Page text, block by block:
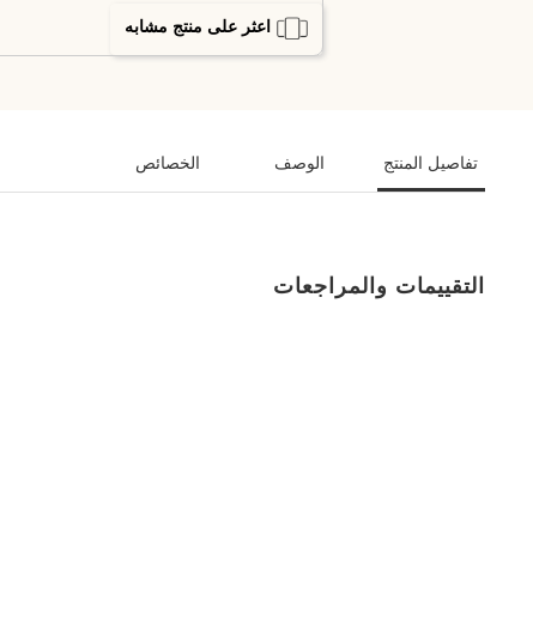
اعثر على منتج مشابه
تفاصيل المنتج الوصف الخصائص
التقييمات والمراجعات